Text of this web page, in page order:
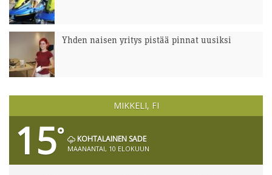
Yhden naisen yritys pistää pinnat uusiksi
MIKKELI, FI
15° KOHTALAINEN SADE
MAANANTAI, 10 ELOKUUN